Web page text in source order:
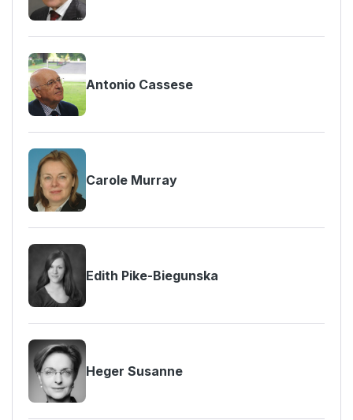
Antonio Cassese
Carole Murray
Edith Pike-Biegunska
Heger Susanne